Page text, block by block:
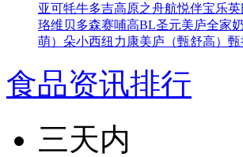
亚可牦牛多吉高原之舟航悦伴宝乐英
珞维贝多森赛哺高BL圣元美庐全家
萌） 朵小西纽力康美庐（甄舒高） 甄
食品资讯排行
三天内